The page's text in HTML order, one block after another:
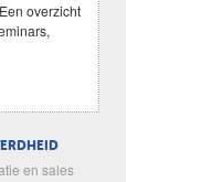
overzicht
en sales